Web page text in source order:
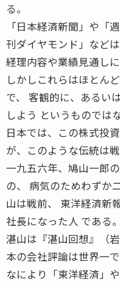
る。
「日本経済新聞」や「
刊ダイヤモンド」など
経理内容や業績見通し
しかしこれらはほとん
で、 客観的に、あるい
しよう というものではな
日本では、この株式投
が、このような伝統は
一九五六年、鳩山一郎
の、 病気のためわずか
山は戦前、 東洋経済新
社長になった人 である。
湛山は『湛山回想』（
本の会社評論は世界一
なにより「東洋経済」